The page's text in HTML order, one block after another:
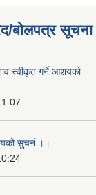
बोलपत्र सूचना
स्वीकृत गर्ने आशयको
सुचनं ।।